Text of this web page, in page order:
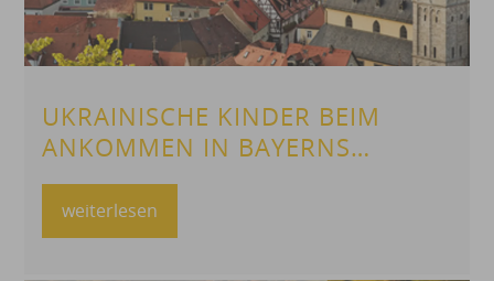
UKRAINISCHE KINDER BEIM
ANKOMMEN IN BAYERNS
SCHULEN UNTERSTÜTZEN
weiterlesen